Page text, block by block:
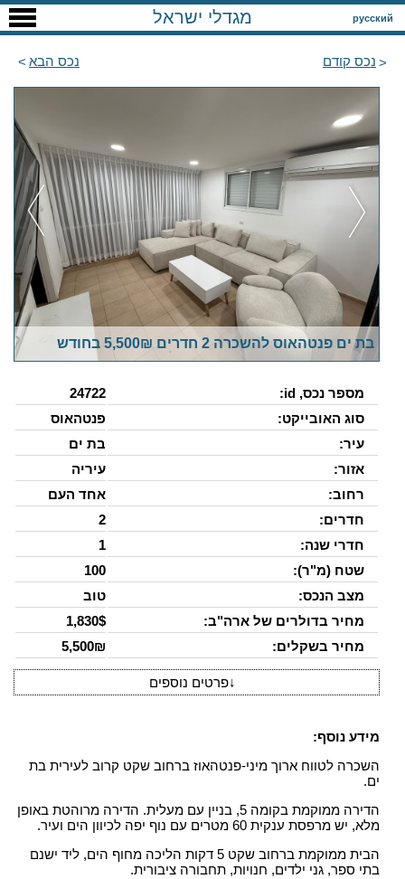
русский מגדלי ישראל
נכס קודם נכס הבא
בת ים פנטהאוס להשכרה 2 חדרים 5,500₪ בחודש
מספר נכס, id:
24722
סוג האובייקט:
פנטהאוס
עיר:
בת ים
אזור:
עיריה
רחוב:
אחד העם
חדרים:
2
חדרי שנה:
1
שטח (מ"ר):
100
מצב הנכס:
טוב
מחיר בדולרים של ארה"ב:
1,830$
מחיר בשקלים:
5,500₪
↓פרטים נוספים
מידע נוסף:
השכרה לטווח ארוך מיני-פנטהאוז ברחוב שקט קרוב לעירית בת
ים.
הדירה ממוקמת בקומה 5, בניין עם מעלית. הדירה מרוהטת באופן
מלא, יש מרפסת ענקית 60 מטרים עם נוף יפה לכיוון הים ועיר.
הבית ממוקמת ברחוב שקט 5 דקות הליכה מחוף הים, ליד ישנם
בתי ספר, גני ילדים, חנויות, תחבורה ציבורית.